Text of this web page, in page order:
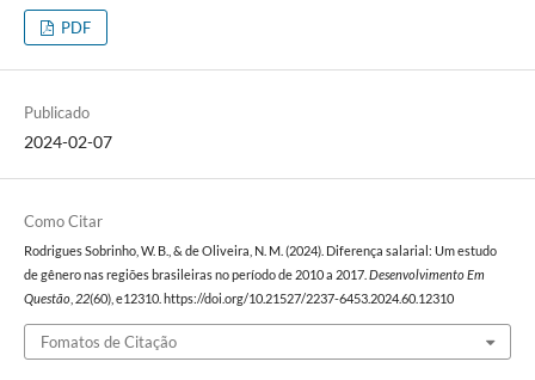
PDF
Publicado
2024-02-07
Como Citar
Rodrigues Sobrinho, W. B., & de Oliveira, N. M. (2024). Diferença salarial: Um estudo
de gênero nas regiões brasileiras no período de 2010 a 2017. Desenvolvimento Em
Questão, 22(60), e12310. https://doi.org/10.21527/2237-6453.2024.60.12310
Fomatos de Citação